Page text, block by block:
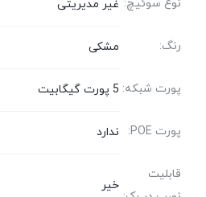
نوع سوئیچ: غیر مدیریتی
رنگ: مشکی
پورت شبکه: 5 پورت گیگابیت
پورت POE: ندارد
قابلیت
خیر